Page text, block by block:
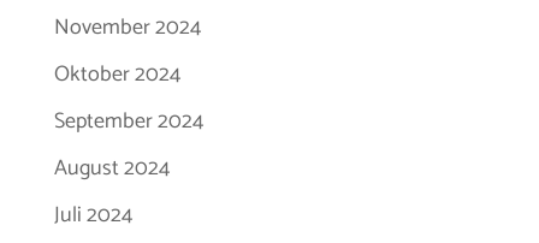
November 2024
Oktober 2024
September 2024
August 2024
Juli 2024